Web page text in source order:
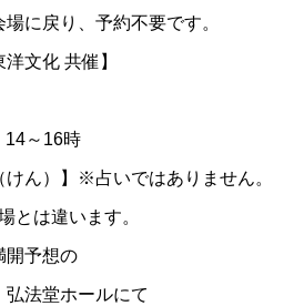
に戻り、予約不要です。
文化 共催】​
14～16時
けん）】※占いではありません。
は違います。
予想の
堂ホールにて